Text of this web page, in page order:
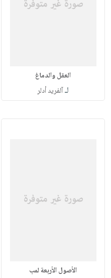
العقل والدماغ
لـآلفريد أدلر
الأصول الأربعة لمب